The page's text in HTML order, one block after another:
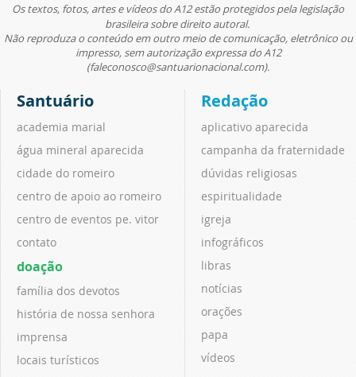
Os textos, fotos, artes e vídeos do A12 estão protegidos pela legislação
brasileira sobre direito autoral.
Não reproduza o conteúdo em outro meio de comunicação, eletrônico ou
impresso, sem autorização expressa do A12
(faleconosco@santuarionacional.com).
Santuário
academia marial
água mineral aparecida
cidade do romeiro
centro de apoio ao romeiro
centro de eventos pe. vitor
contato
doação
família dos devotos
história de nossa senhora
imprensa
locais turísticos
Redação
aplicativo aparecida
campanha da fraternidade
dúvidas religiosas
espiritualidade
igreja
infográficos
libras
notícias
orações
papa
vídeos